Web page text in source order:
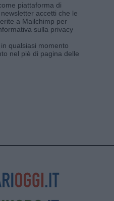
piattaforma di
accetti che le
a Mailchimp per
sulla privacy
qualsiasi momento
nel piè di pagina delle